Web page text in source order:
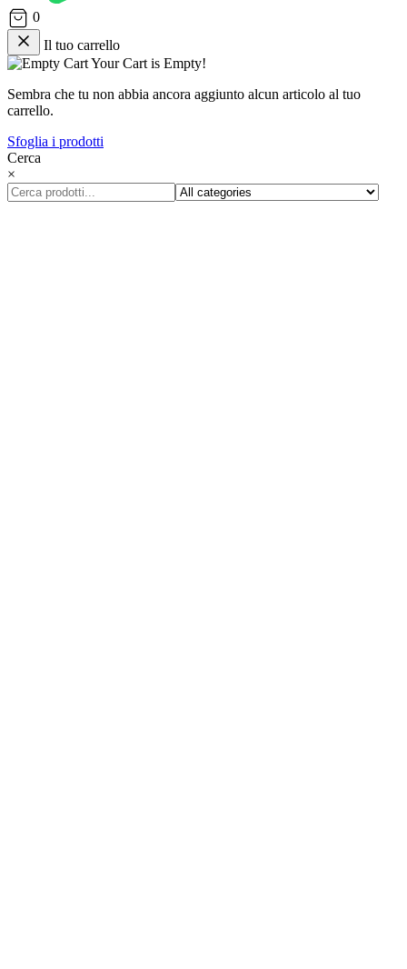
0
Il tuo carrello
Your Cart is Empty!
Sembra che tu non abbia ancora aggiunto alcun articolo al tuo
carrello.
Sfoglia i prodotti
Cerca
×